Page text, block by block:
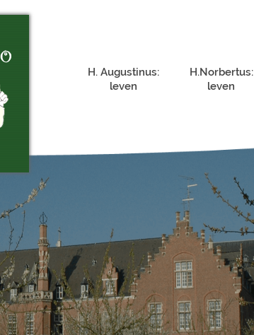
H. Augustinus:
leven
H.Norbertus:
leven